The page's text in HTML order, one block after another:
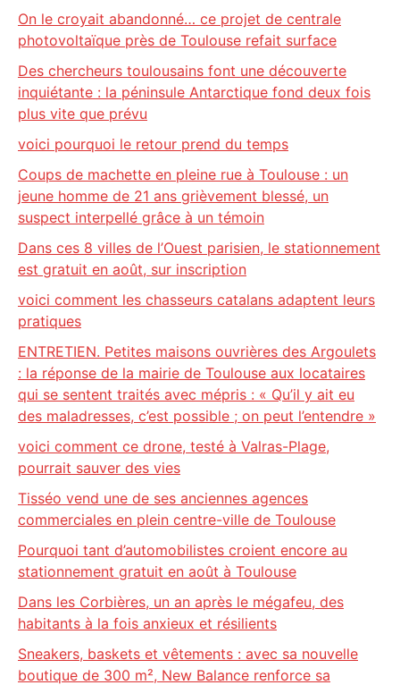
On le croyait abandonné… ce projet de centrale
photovoltaïque près de Toulouse refait surface
Des chercheurs toulousains font une découverte
inquiétante : la péninsule Antarctique fond deux fois
plus vite que prévu
voici pourquoi le retour prend du temps
Coups de machette en pleine rue à Toulouse : un
jeune homme de 21 ans grièvement blessé, un
suspect interpellé grâce à un témoin
Dans ces 8 villes de l’Ouest parisien, le stationnement
est gratuit en août, sur inscription
voici comment les chasseurs catalans adaptent leurs
pratiques
ENTRETIEN. Petites maisons ouvrières des Argoulets
: la réponse de la mairie de Toulouse aux locataires
qui se sentent traités avec mépris : « Qu’il y ait eu
des maladresses, c’est possible ; on peut l’entendre »
voici comment ce drone, testé à Valras-Plage,
pourrait sauver des vies
Tisséo vend une de ses anciennes agences
commerciales en plein centre-ville de Toulouse
Pourquoi tant d’automobilistes croient encore au
stationnement gratuit en août à Toulouse
Dans les Corbières, un an après le mégafeu, des
habitants à la fois anxieux et résilients
Sneakers, baskets et vêtements : avec sa nouvelle
boutique de 300 m², New Balance renforce sa